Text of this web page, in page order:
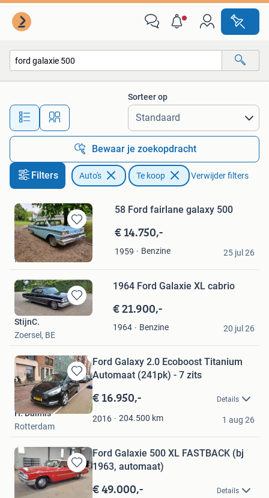
Alle afstanden…
Sorteer op
Bewaar je zoekopdracht
Filters Auto's Te koop Verwijder filters
Bewaren
in
Mijn
Favorieten
58 Ford fairlane galaxy 500
€ 14.750,-
1959 Benzine
J bakker
Raalte
25 jul 26
Bewaren
in
1964 Ford Galaxie XL cabrio
€ 21.900,-
1964 Benzine
StijnC.
Zoersel, BE
20 jul 26
Bewaren
in
Mijn
Favorieten
Ford Galaxy 2.0 Ecoboost Titanium
Automaat (241pk) - 7 zits
€ 16.950,- Details
2016 204.500 km
H. Dalmis
Rotterdam
1 aug 26
Bewaren
in
Ford Galaxie 500 XL FASTBACK (bj
1963, automaat)
€ 49.000,- Details